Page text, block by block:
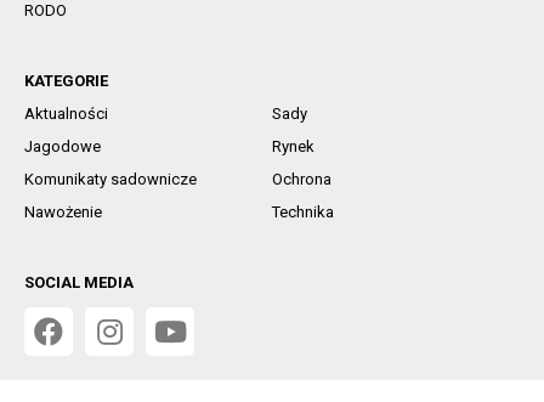
RODO
KATEGORIE
Aktualności
Sady
Jagodowe
Rynek
Komunikaty sadownicze
Ochrona
Nawożenie
Technika
SOCIAL MEDIA